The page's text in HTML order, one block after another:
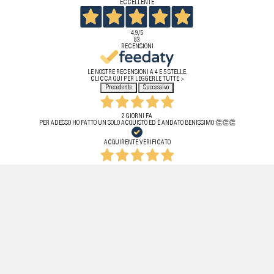
ECCELLENTE
4,9/5
83
RECENSIONI
LE NOSTRE RECENSIONI A 4 E 5 STELLE.
CLICCA QUI PER LEGGERLE TUTTE >
Precedente
Successivo
2 GIORNI FA
PER ADESSO HO FATTO UN SOLO ACQUISTO ED È ANDATO BENISSIMO 👏👏👏
ACQUIRENTE VERIFICATO